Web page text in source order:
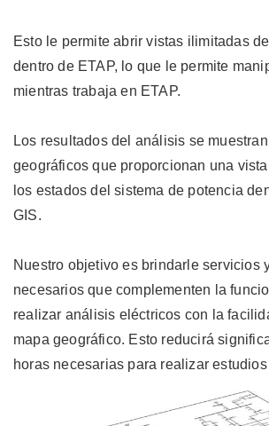
Esto le permite abrir vistas ilimitadas
dentro de ETAP, lo que le permite
mientras trabaja en ETAP.
Los resultados del análisis se
geográficos que proporcionan una
los estados del sistema de potencia
GIS.
Nuestro objetivo es brindarle servicios
necesarios que complementen la
realizar análisis eléctricos con la
mapa geográfico. Esto reducirá
horas necesarias para realizar